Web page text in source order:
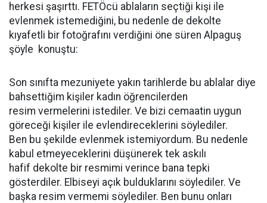
herkesi şaşırttı. FETÖcü ablaların seçtiği kişi ile
evlenmek istemediğini, bu nedenle de dekolte
kıyafetli bir fotoğrafını verdiğini öne süren Alpaguş
şöyle konuştu:
Son sınıfta mezuniyete yakın tarihlerde bu ablalar diye
bahsettiğim kişiler kadın öğrencilerden
resim vermelerini istediler. Ve bizi cemaatin uygun
göreceği kişiler ile evlendireceklerini söylediler.
Ben bu şekilde evlenmek istemiyordum. Bu nedenle
kabul etmeyeceklerini düşünerek tek askılı
hafif dekolte bir resmimi verince bana tepki
gösterdiler. Elbiseyi açık bulduklarını söylediler. Ve
başka resim vermemi söylediler. Ben bunu onları